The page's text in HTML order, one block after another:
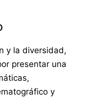
y la diversidad,
presentar una
y